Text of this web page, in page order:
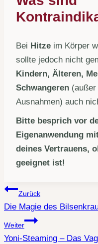
Bei Hitze im Körper
sollte jedoch nicht
Kindern, Älteren,
Schwangeren
Ausnahmen) auch
Bitte besprich vor
Eigenanwendung
deines Vertrauens,
geeignet ist!
Zurück
Die Magie des
Weiter
Yoni-Steaming – Das